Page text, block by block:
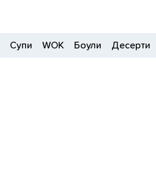
Супи WOK Боули Десерти